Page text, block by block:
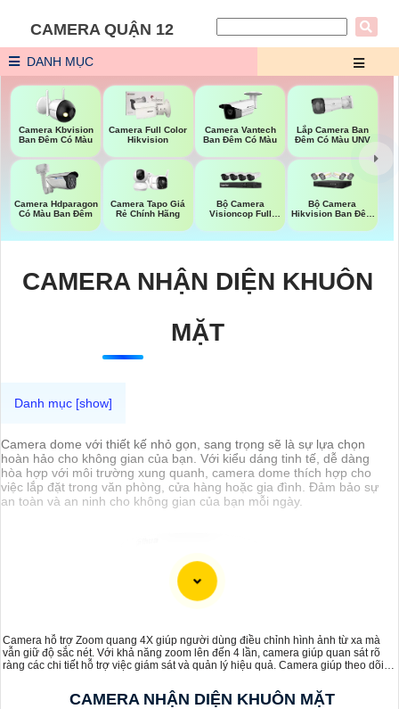
CAMERA QUẬN 12
DANH MỤC
Camera Kbvision
Ban Đêm Có Màu
Camera Full Color
Hikvision
Camera Vantech
Ban Đêm Có Màu
Lắp Camera Ban
Đêm Có Màu UNV
Camera Hdparagon
Có Màu Ban Đêm
Camera Tapo Giá
Rẻ Chính Hãng
Bộ Camera
Visioncop Full
Bộ Camera
Hikvision Ban Đêm
CAMERA NHẬN DIỆN KHUÔN
MẶT
Camera dome với thiết kế nhỏ gọn, sang trọng sẽ là sự lựa chọn
hoàn hảo cho không gian của bạn. Với kiểu dáng tinh tế, dễ dàng
hòa hợp với môi trường xung quanh, camera dome thích hợp cho
việc lắp đặt trong văn phòng, cửa hàng hoặc gia đình. Đảm bảo sự
an toàn và an ninh cho không gian của bạn mỗi ngày.
Camera hỗ trợ Zoom quang 4X giúp người dùng điều chỉnh hình ảnh từ xa mà
vẫn giữ độ sắc nét. Với khả năng zoom lên đến 4 lần, camera giúp quan sát rõ
ràng các chi tiết hỗ trợ việc giám sát và quản lý hiệu quả. Camera giúp theo dõi
CAMERA NHẬN DIỆN KHUÔN MẶT